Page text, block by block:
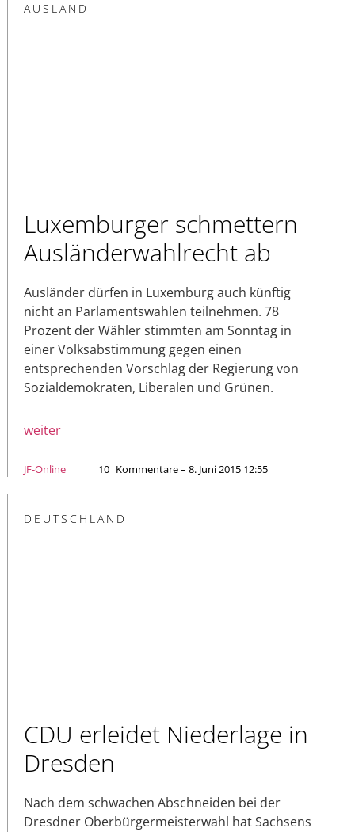
AUSLAND
Luxemburger schmettern
Ausländerwahlrecht ab
Ausländer dürfen in Luxemburg auch künftig
nicht an Parlamentswahlen teilnehmen. 78
Prozent der Wähler stimmten am Sonntag in
einer Volksabstimmung gegen einen
entsprechenden Vorschlag der Regierung von
Sozialdemokraten, Liberalen und Grünen.
weiter
JF-Online 10 Kommentare – 8. Juni 2015 12:55
DEUTSCHLAND
CDU erleidet Niederlage in
Dresden
Nach dem schwachen Abschneiden bei der
Dresdner Oberbürgermeisterwahl hat Sachsens